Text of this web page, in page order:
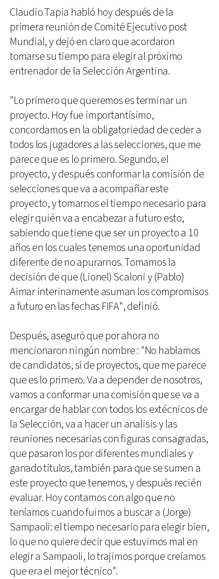
Claudio Tapia habló hoy después de la
primera reunión de Comité Ejecutivo post
Mundial, y dejó en claro que acordaron
tomarse su tiempo para elegir al próximo
entrenador de la Selección Argentina.
"Lo primero que queremos es terminar un
proyecto. Hoy fue importantísimo,
concordamos en la obligatoriedad de ceder a
todos los jugadores a las selecciones, que me
parece que es lo primero. Segundo, el
proyecto, y después conformar la comisión de
selecciones que va a acompañar este
proyecto, y tomarnos el tiempo necesario para
elegir quién va a encabezar a futuro esto,
sabiendo que tiene que ser un proyecto a 10
años en los cuales tenemos una oportunidad
diferente de no apurarnos. Tomamos la
decisión de que (Lionel) Scaloni y (Pablo)
Aimar interinamente asuman los compromisos
a futuro en las fechas FIFA", definió.
Después, aseguró que por ahora no
mencionaron ningún nombre : "No hablamos
de candidatos, sí de proyectos, que me parece
que es lo primero. Va a depender de nosotros,
vamos a conformar una comisión que se va a
encargar de hablar con todos los extécnicos de
la Selección, va a hacer un analisis y las
reuniones necesarias con figuras consagradas,
que pasaron los por diferentes mundiales y
ganado títulos, también para que se sumen a
este proyecto que tenemos, y después recién
evaluar. Hoy contamos con algo que no
teníamos cuando fuimos a buscar a (Jorge)
Sampaoli: el tiempo necesario para elegir bien,
lo que no quiere decir que estuvimos mal en
elegir a Sampaoli, lo trajimos porque creíamos
que era el mejor técnico".